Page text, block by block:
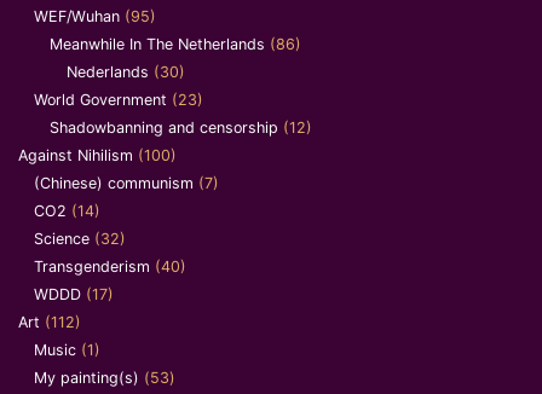
WEF/Wuhan (95)
Meanwhile In The Netherlands (86)
Nederlands (30)
World Government (23)
Shadowbanning and censorship (12)
Against Nihilism (100)
(Chinese) communism (7)
CO2 (14)
Science (32)
Transgenderism (40)
WDDD (17)
Art (112)
Music (1)
My painting(s) (53)